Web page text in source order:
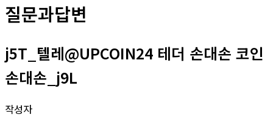
질문과답변
j5T_텔레@UPCOIN24 테더 손대손 코인
손대손_j9L
작성자